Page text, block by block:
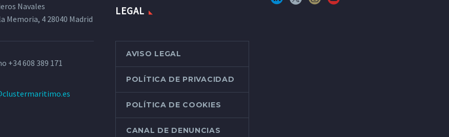
Navales
Memoria, 4 28040 Madrid
+34 608 389 171
LEGAL
AVISO LEGAL
POLÍTICA DE PRIVACIDAD
POLÍTICA DE COOKIES
CANAL DE DENUNCIAS